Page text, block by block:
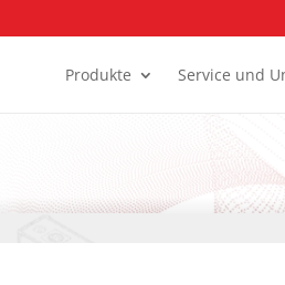
Produkte Service und